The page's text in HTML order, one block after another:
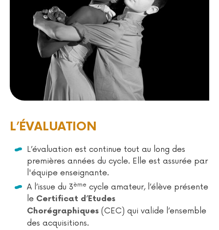
L’ÉVALUATION
L’évaluation est continue tout au long des
premières années du cycle. Elle est assurée par
l'équipe enseignante.
A l’issue du 3ème cycle amateur, l’élève présente
le Certificat d’Etudes
Chorégraphiques (CEC) qui valide l’ensemble
des acquisitions.